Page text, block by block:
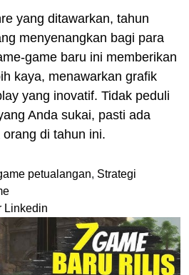
yang ditawarkan, tahun
menyenangkan bagi para
game baru ini memberikan
kaya, menawarkan grafik
yang inovatif. Tidak peduli
Anda sukai, pasti ada
di tahun ini.
petualangan, Strategi
Linkedin